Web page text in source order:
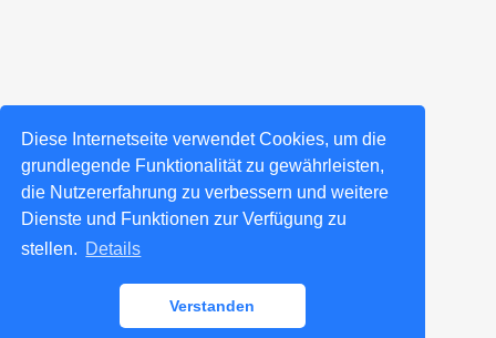
Diese Internetseite verwendet Cookies, um die
grundlegende Funktionalität zu gewährleisten,
die Nutzererfahrung zu verbessern und weitere
Dienste und Funktionen zur Verfügung zu
stellen. Details
Verstanden